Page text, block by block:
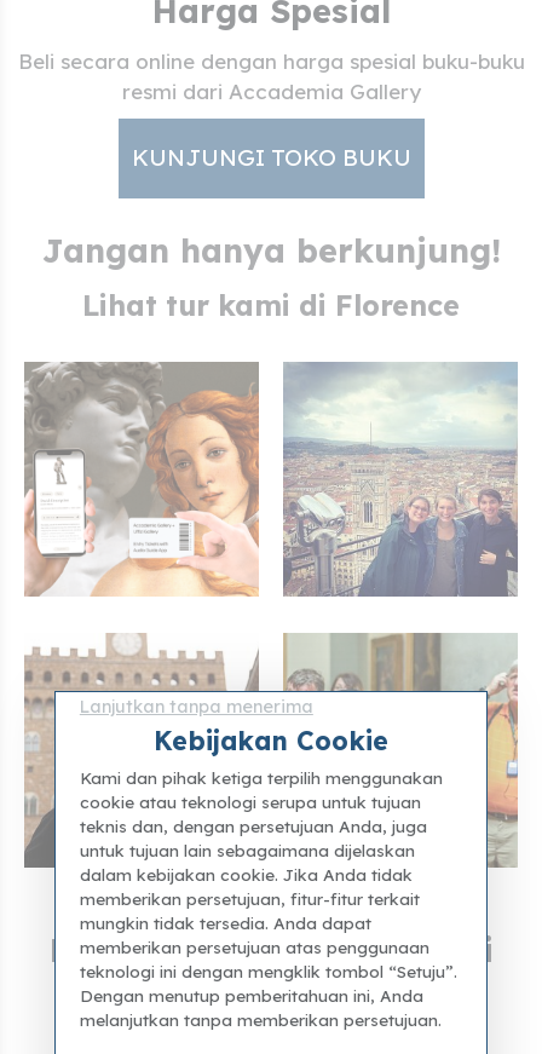
Harga Spesial
Beli secara online dengan harga spesial buku-buku
resmi dari Accademia Gallery
KUNJUNGI TOKO BUKU
Jangan hanya berkunjung!
Lihat tur kami di Florence
Berita Terbaru dari Galeri
Accademia
Lanjutkan tanpa menerima
Kebijakan Cookie
Kami dan pihak ketiga terpilih menggunakan
cookie atau teknologi serupa untuk tujuan
teknis dan, dengan persetujuan Anda, juga
untuk tujuan lain sebagaimana dijelaskan
dalam kebijakan cookie. Jika Anda tidak
memberikan persetujuan, fitur-fitur terkait
mungkin tidak tersedia. Anda dapat
memberikan persetujuan atas penggunaan
teknologi ini dengan mengklik tombol “Setuju”.
Dengan menutup pemberitahuan ini, Anda
melanjutkan tanpa memberikan persetujuan.